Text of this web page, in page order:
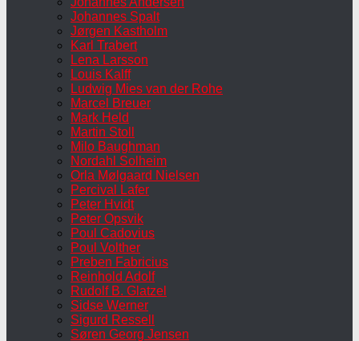
Johannes Spalt
Jørgen Kastholm
Karl Trabert
Lena Larsson
Louis Kalff
Ludwig Mies van der Rohe
Marcel Breuer
Mark Held
Martin Stoll
Milo Baughman
Nordahl Solheim
Orla Mølgaard Nielsen
Percival Lafer
Peter Hvidt
Peter Opsvik
Poul Cadovius
Poul Volther
Preben Fabricius
Reinhold Adolf
Rudolf B. Glatzel
Sidse Werner
Sigurd Ressell
Søren Georg Jensen